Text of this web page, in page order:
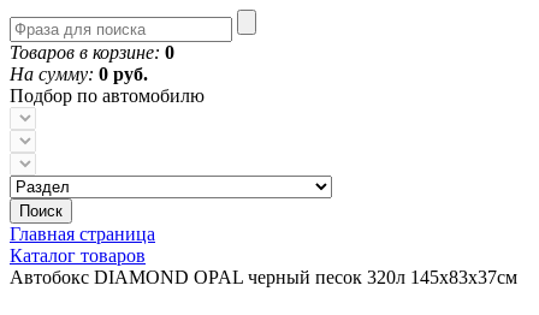
Товаров в корзине: 0
На сумму: 0 руб.
Подбор по автомобилю
Поиск
Главная страница
Каталог товаров
Автобокс DIAMOND OPAL черный песок 320л 145х83x37см